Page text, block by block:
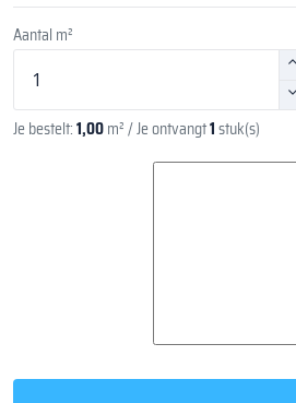
Aantal m²
Je bestelt:1,00m²/ Je ontvangt1stuk(s)